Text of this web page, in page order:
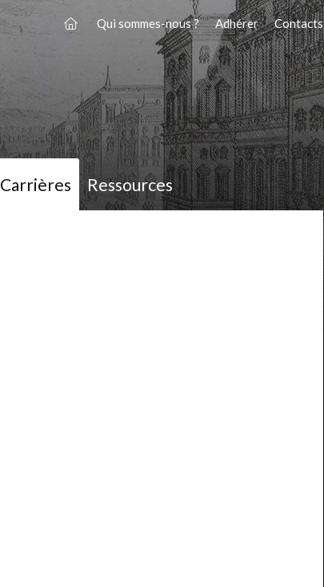
Qui sommes-nous ? Adhérer Contacts
Carrières Ressources